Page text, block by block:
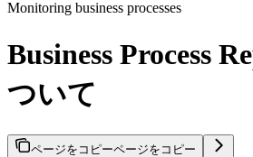
Monitoring business processes
Business Process
ついて
ページをコピーページをコピー